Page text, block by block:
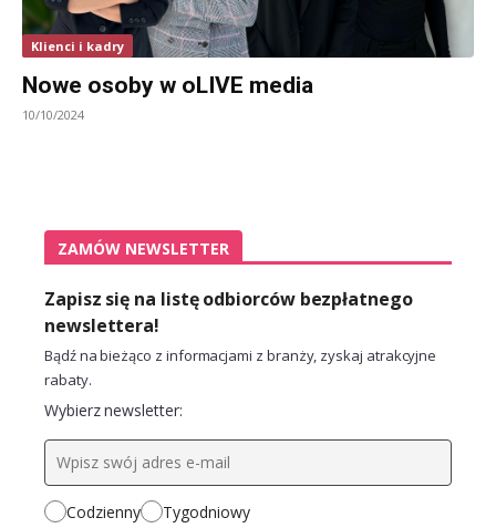
Klienci i kadry
Nowe osoby w oLIVE media
10/10/2024
ZAMÓW NEWSLETTER
Zapisz się na listę odbiorców bezpłatnego
newslettera!
Bądź na bieżąco z informacjami z branży, zyskaj atrakcyjne
rabaty.
Wybierz newsletter:
Codzienny Tygodniowy